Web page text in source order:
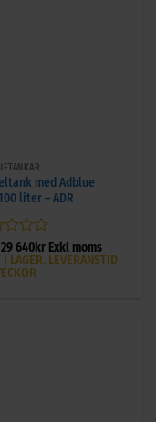
med Adblue
liter – ADR
29 640kr Exkl moms
I LAGER. LEVERANSTID